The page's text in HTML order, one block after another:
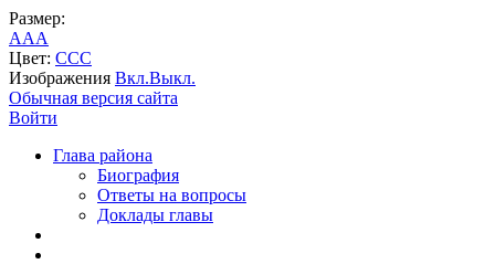
Размер:
AAA
Цвет: CCC
Изображения Вкл.Выкл.
Обычная версия сайта
Войти
Глава района
Биография
Ответы на вопросы
Доклады главы